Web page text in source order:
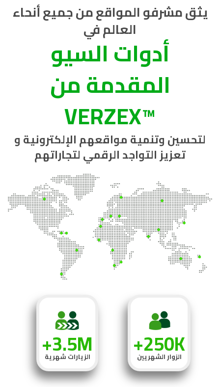
يثق مشرفو المواقع من جميع أنحاء
العالم في
أدوات السيو
المقدمة من
™VERZEX
لتحسين وتنمية مواقعهم الإلكترونية و
تعزيز التواجد الرقمي لتجاراتهم
250K+
الزوار الشهريين 3.5M+
الزيارات شهرية